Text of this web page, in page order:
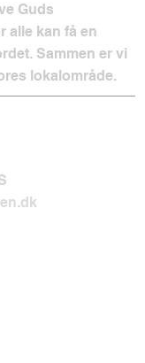
Guds
alle kan få en
Sammen er vi
lokalområde.